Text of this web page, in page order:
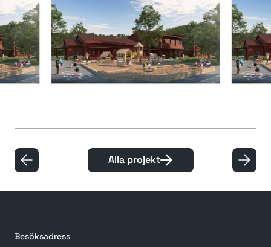
Alla projekt
Besöksadress